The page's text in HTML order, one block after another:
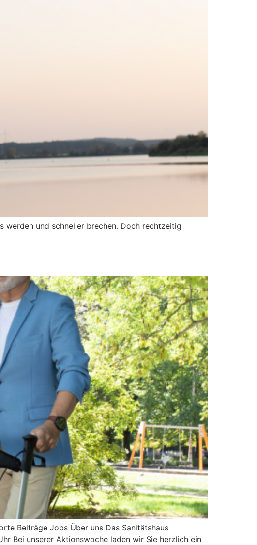
werden und schneller brechen. Doch rechtzeitig
Beiträge Jobs Über uns Das Sanitätshaus
Bei unserer Aktionswoche laden wir Sie herzlich ein